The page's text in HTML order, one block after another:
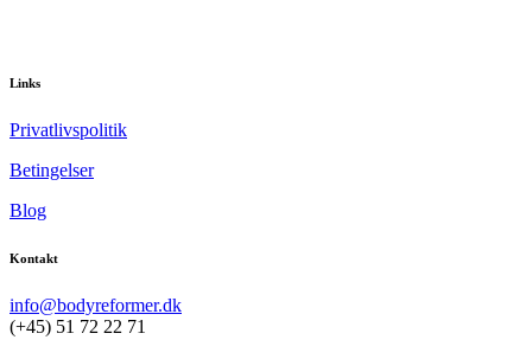
Links
Privatlivspolitik
Betingelser
Blog
Kontakt
info@bodyreformer.dk
(+45) 51 72 22 71